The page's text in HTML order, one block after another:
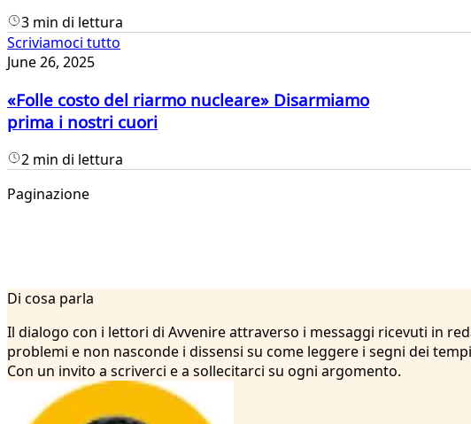
3 min di lettura
Scriviamoci tutto
June 26, 2025
«Folle costo del riarmo nucleare» Disarmiamo
prima i nostri cuori
2 min di lettura
Paginazione
2
3
4
5
6
Di cosa parla
Il dialogo con i lettori di Avvenire attraverso i messaggi ricevuti in
problemi e non nasconde i dissensi su come leggere i segni dei
Con un invito a scriverci e a sollecitarci su ogni argomento.